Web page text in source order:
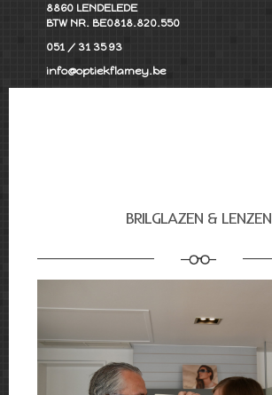
8860 LENDELEDE
BTW NR. BE0818.820.550
051 / 31 35 93
info@optiekflamey.be
BRILGLAZEN & LENZEN